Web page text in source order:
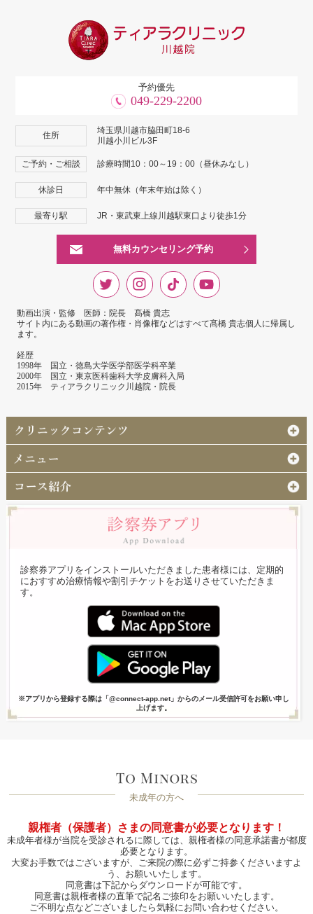
予約優先
049-229-2200
住所
埼玉県川越市脇田町18-6
川越小川ビル3F
ご予約・ご相談 診療時間10：00～19：00（昼休みなし）
休診日 年中無休（年末年始は除く）
最寄り駅 JR・東武東上線川越駅東口より徒歩1分
無料カウンセリング予約
動画出演・監修 医師：院長 髙橋 貴志
サイト内にある動画の著作権・肖像権などはすべて髙橋 貴志個人に帰属し
ます。
経歴
1998年 国立・徳島大学医学部医学科卒業
2000年 国立・東京医科歯科大学皮膚科入局
2015年 ティアラクリニック川越院・院長
診察券アプリをインストールいただきました患者様には、定期的
におすすめ治療情報や割引チケットをお送りさせていただきま
す。
※アプリから登録する際は「@connect-app.net」からのメール受信許可をお願い申し
上げます。
未成年の方へ
親権者（保護者）さまの同意書が必要となります！
未成年者様が当院を受診されるに際しては、親権者様の同意承諾書が都度
必要となります。
大変お手数ではございますが、ご来院の際に必ずご持参くださいますよ
う、お願いいたします。
同意書は下記からダウンロードが可能です。
同意書は親権者様の直筆で記名ご捺印をお願いいたします。
ご不明な点などございましたら気軽にお問い合わせください。